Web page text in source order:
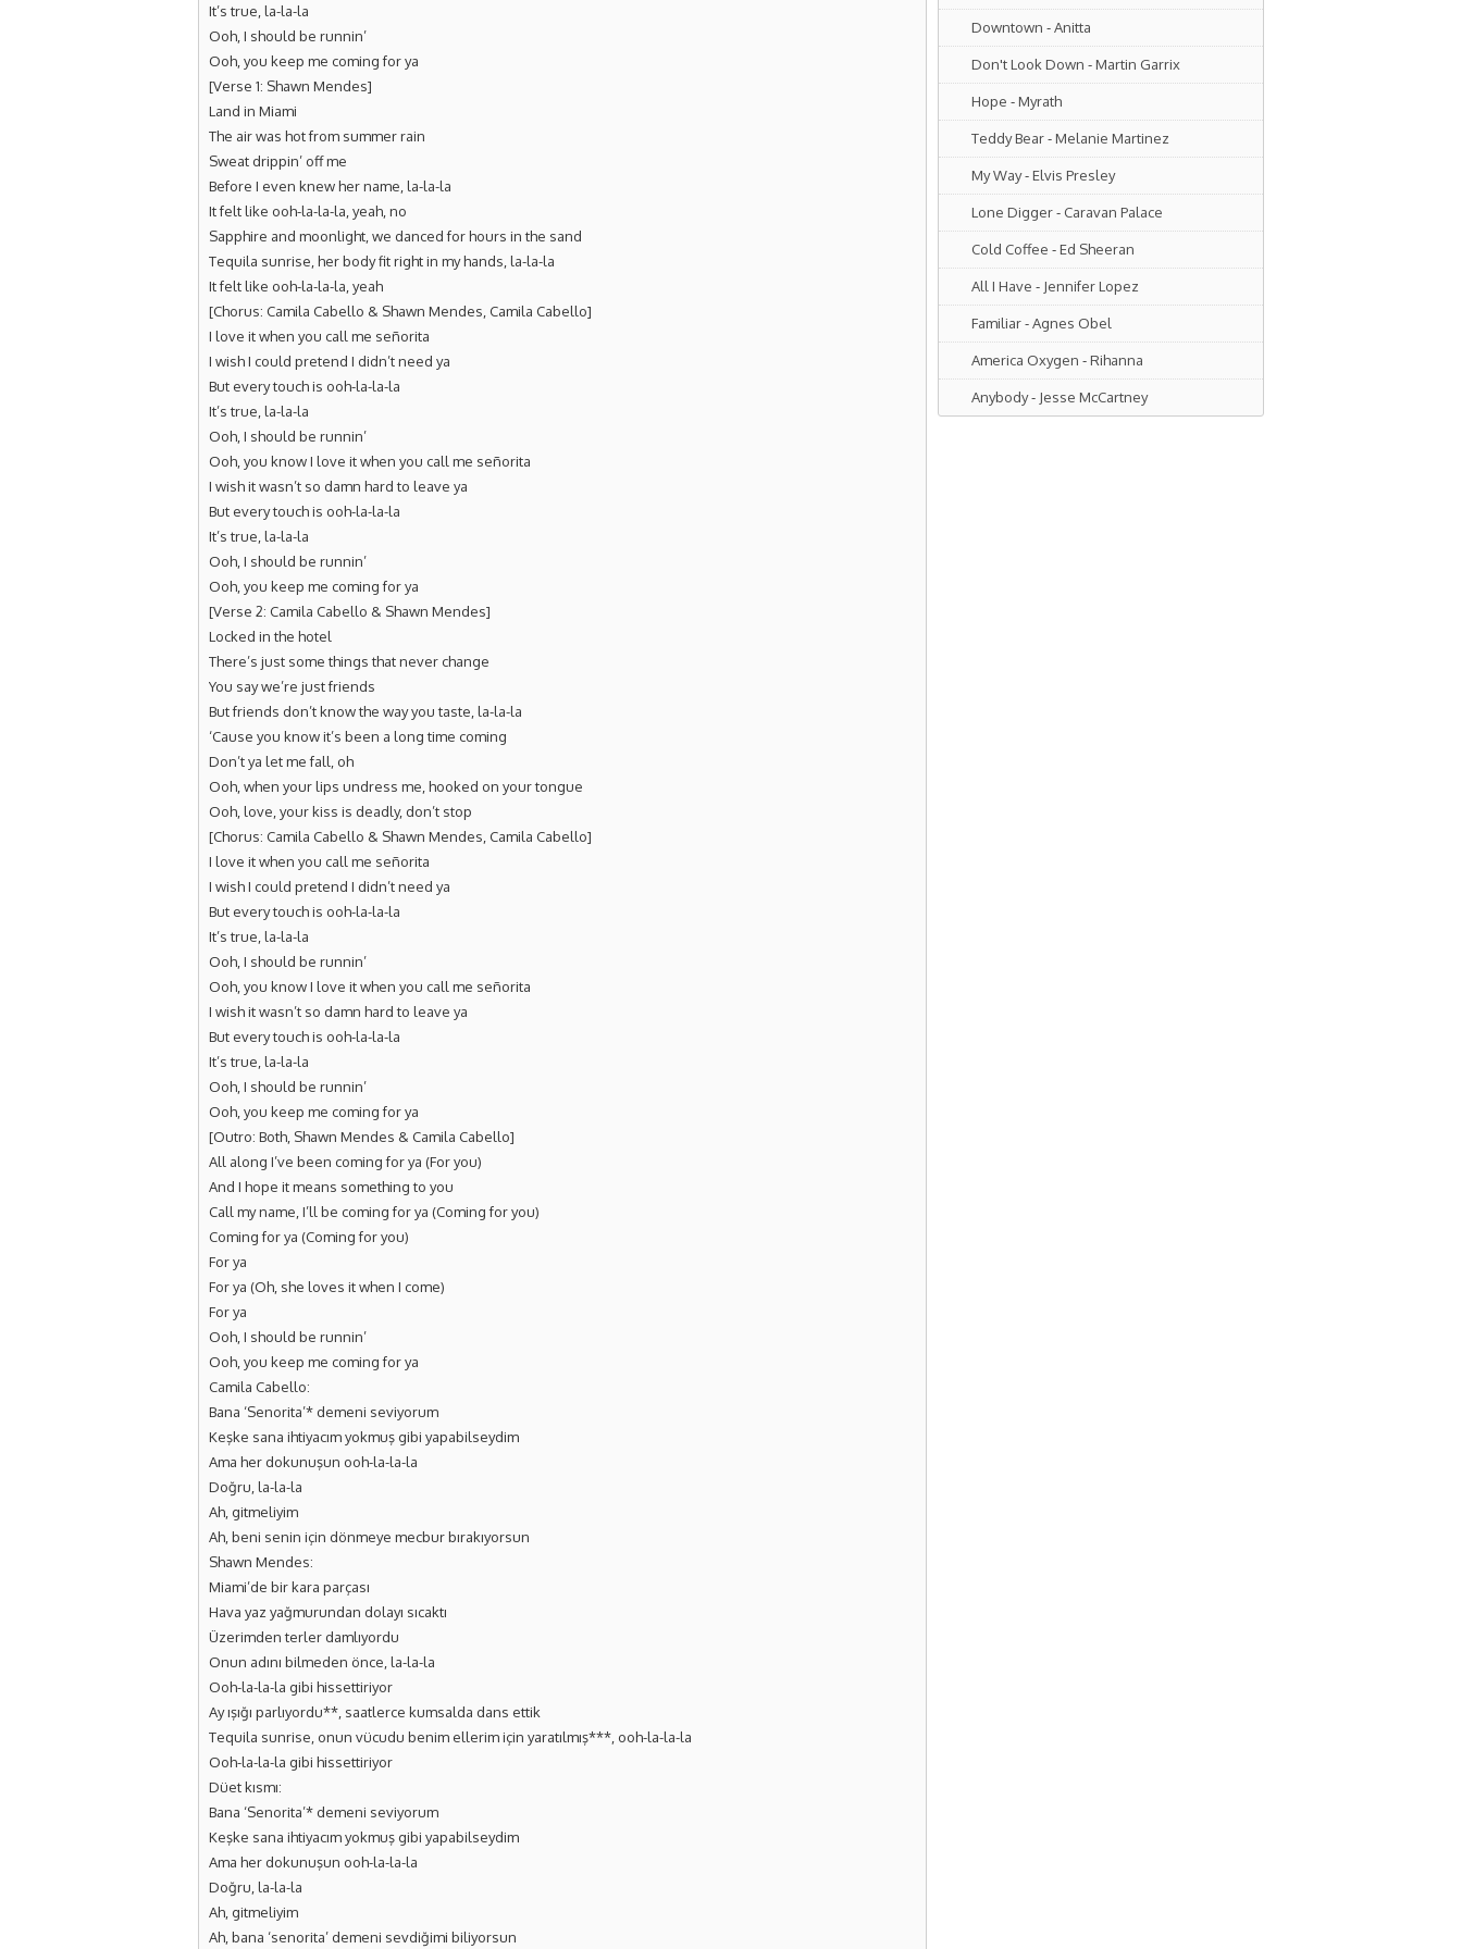
It’s true, la-la-la
Ooh, I should be runnin’
Ooh, you keep me coming for ya
[Verse 1: Shawn Mendes]
Land in Miami
The air was hot from summer rain
Sweat drippin’ off me
Before I even knew her name, la-la-la
It felt like ooh-la-la-la, yeah, no
Sapphire and moonlight, we danced for hours in the sand
Tequila sunrise, her body fit right in my hands, la-la-la
It felt like ooh-la-la-la, yeah
[Chorus: Camila Cabello & Shawn Mendes, Camila Cabello]
I love it when you call me señorita
I wish I could pretend I didn’t need ya
But every touch is ooh-la-la-la
It’s true, la-la-la
Ooh, I should be runnin’
Ooh, you know I love it when you call me señorita
I wish it wasn’t so damn hard to leave ya
But every touch is ooh-la-la-la
It’s true, la-la-la
Ooh, I should be runnin’
Ooh, you keep me coming for ya
[Verse 2: Camila Cabello & Shawn Mendes]
Locked in the hotel
There’s just some things that never change
You say we’re just friends
But friends don’t know the way you taste, la-la-la
‘Cause you know it’s been a long time coming
Don’t ya let me fall, oh
Ooh, when your lips undress me, hooked on your tongue
Ooh, love, your kiss is deadly, don’t stop
[Chorus: Camila Cabello & Shawn Mendes, Camila Cabello]
I love it when you call me señorita
I wish I could pretend I didn’t need ya
But every touch is ooh-la-la-la
It’s true, la-la-la
Ooh, I should be runnin’
Ooh, you know I love it when you call me señorita
I wish it wasn’t so damn hard to leave ya
But every touch is ooh-la-la-la
It’s true, la-la-la
Ooh, I should be runnin’
Ooh, you keep me coming for ya
[Outro: Both, Shawn Mendes & Camila Cabello]
All along I’ve been coming for ya (For you)
And I hope it means something to you
Call my name, I’ll be coming for ya (Coming for you)
Coming for ya (Coming for you)
For ya
For ya (Oh, she loves it when I come)
For ya
Ooh, I should be runnin’
Ooh, you keep me coming for ya
Camila Cabello:
Bana ‘Senorita’* demeni seviyorum
Keşke sana ihtiyacım yokmuş gibi yapabilseydim
Ama her dokunuşun ooh-la-la-la
Doğru, la-la-la
Ah, gitmeliyim
Ah, beni senin için dönmeye mecbur bırakıyorsun
Shawn Mendes:
Miami’de bir kara parçası
Hava yaz yağmurundan dolayı sıcaktı
Üzerimden terler damlıyordu
Onun adını bilmeden önce, la-la-la
Ooh-la-la-la gibi hissettiriyor
Ay ışığı parlıyordu**, saatlerce kumsalda dans ettik
Tequila sunrise, onun vücudu benim ellerim için yaratılmış***, ooh-la-la-la
Ooh-la-la-la gibi hissettiriyor
Düet kısmı:
Bana ‘Senorita’* demeni seviyorum
Keşke sana ihtiyacım yokmuş gibi yapabilseydim
Ama her dokunuşun ooh-la-la-la
Doğru, la-la-la
Ah, gitmeliyim
Ah, bana ‘senorita’ demeni sevdiğimi biliyorsun
Downtown -Anitta
Don't Look Down -Martin Garrix
Hope -Myrath
Teddy Bear-Melanie Martinez
My Way-Elvis Presley
Lone Digger- Caravan Palace
Cold Coffee -Ed Sheeran
All I Have - Jennifer Lopez
Familiar-Agnes Obel
America Oxygen -Rihanna
Anybody- Jesse McCartney